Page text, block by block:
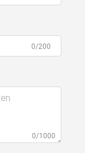
0/200
0/1000